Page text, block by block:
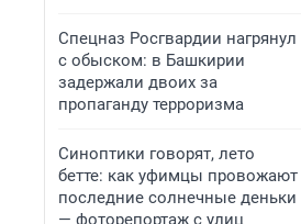
Спецназ Росгвардии нагрянул
с обыском: в Башкирии
задержали двоих за
пропаганду терроризма
Синоптики говорят, лето
бетте: как уфимцы провожают
последние солнечные деньки
— фоторепортаж с улиц